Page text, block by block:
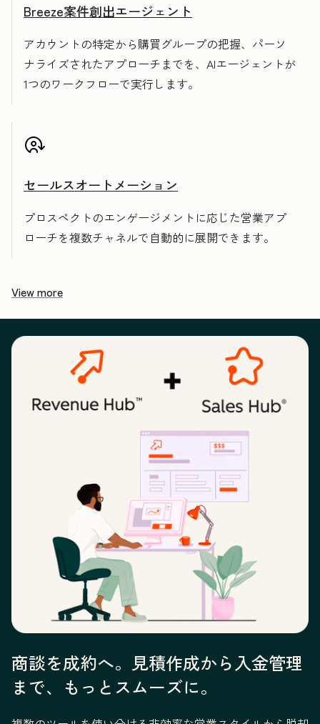
Breeze案件創出エージェント
アカウントの特定から購買グループの把握、パーソ
ナライズされたアプローチまでを、AIエージェントが
1つのワークフローで実行します。
セールスオートメーション
プロスペクトのエンゲージメントに応じた営業アプ
ローチを複数チャネルで自動的に展開できます。
View more
商談を成約へ。見積作成から入金管理
まで、もっとスムーズに。